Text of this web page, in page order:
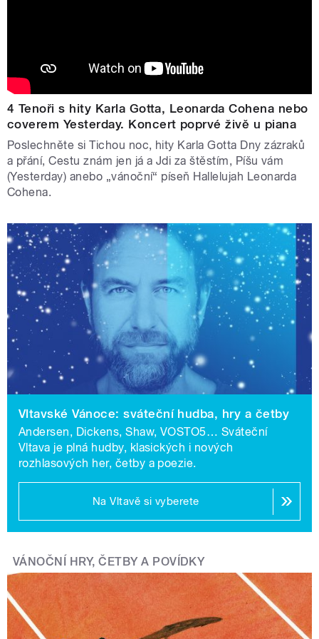
Na Štědrý den odvysílá stanice Vltava tradiční Rybovu
mši, D-dur nabídne Valašskou mši jitřní a slavnostní
Händelův anthem. Silvestrovský večer se ponese v
duchu Mozartovy opery Cosi fan tutte. Stanice Vltava 1.
ledna přináší tradiční přímý přenos Novoročního koncertu
Vídeňských filharmoniků.
Vánoce v moderním rytmu: Wave, digitální
platformy a obsah pro mladší publikum
Radio Wave přináší výběry nejlepších filmů, knih a hudby
roku, vánoční epizodu série Chudáčci, štědrovečerní
rozhovor s herečkou Denisou Barešovou a silvestrovské
„best of“ cestovatelského pořadu Casablanca.
Audioprtál a mobilní aplikace mujRozhlas nabízí tradičně
poslech Adventního kalendáře. Vedle premiér tu
posluchači najdou i archivní perly, například legendární
Příhody lišky Bystroušky nebo Paměti katovské rodiny
Mydlářů.
premiéru 20dílnou četbu bestselleru Percy Jackson –
Zloděj blesku, prvního zahraničního titulu ve vysílání
Regionální vysílání: slavné osobnosti i
šlechtické Vánoce
4 Tenoři s hity Karla Gotta, Leonarda Cohena nebo
coverem Yesterday. Koncert poprvé živě u piana
Poslechněte si Tichou noc, hity Karla Gotta Dny zázraků
a přání, Cestu znám jen já a Jdi za štěstím, Píšu vám
(Yesterday) anebo „vánoční“ píseň Hallelujah Leonarda
Cohena.
Vltavské Vánoce: sváteční hudba, hry a četby
Andersen, Dickens, Shaw, VOSTO5… Sváteční
Vltava je plná hudby, klasických i nových
rozhlasových her, četby a poezie.
Na Vltavě si vyberete
VÁNOČNÍ HRY, ČETBY A POVÍDKY